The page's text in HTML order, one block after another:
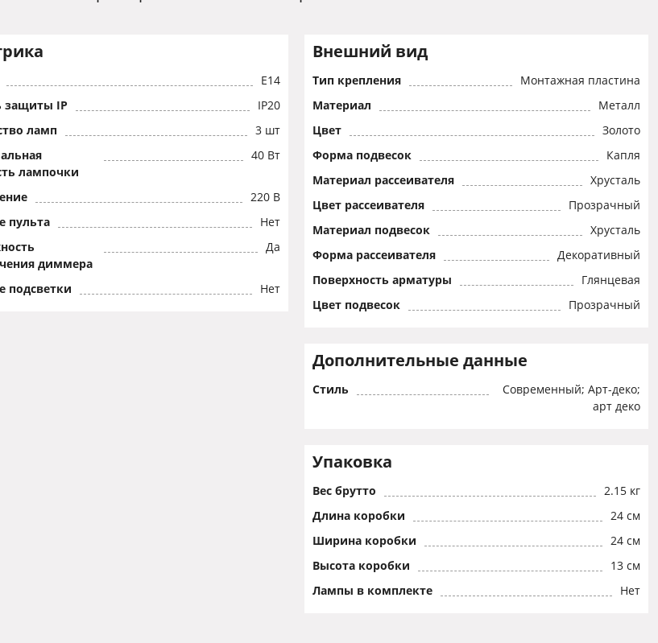
E14
защиты IP
IP20
ламп
3 шт
лампочки
40 Вт
220 В
пульта
Нет
диммера
Да
подсветки Нет
Внешний вид
Тип крепления
Монтажная пластина
Материал
Металл
Цвет
Золото
Форма подвесок
Капля
Материал рассеивателя
Хрусталь
Цвет рассеивателя
Прозрачный
Материал подвесок
Хрусталь
Форма рассеивателя
Декоративный
Поверхность арматуры
Глянцевая
Цвет подвесок
Прозрачный
Дополнительные данные
Стиль
Современный; Арт-деко;
арт деко
Упаковка
Вес брутто
2.15 кг
Длина коробки
24 см
Ширина коробки
24 см
Высота коробки
13 см
Лампы в комплекте
Нет